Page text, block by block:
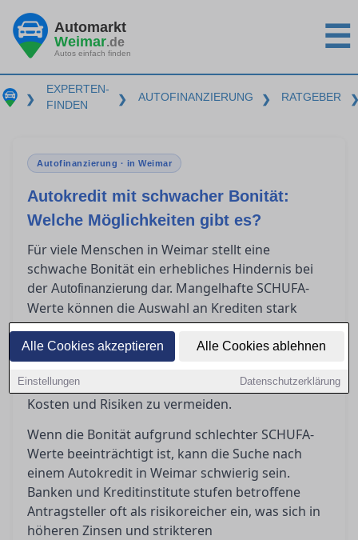
Alle Cookies akzeptieren Alle Cookies ablehnen
Einstellungen Datenschutzerklärung
Automarkt
Weimar.de
Autos einfach finden ☰
❯
EXPERTEN-
FINDEN
❯ AUTOFINANZIERUNG ❯ RATGEBER
Autofinanzierung · in Weimar
Autokredit mit schwacher Bonität:
Welche Möglichkeiten gibt es?
Für viele Menschen in Weimar stellt eine
schwache Bonität ein erhebliches Hindernis bei
der Autofinanzierung dar. Mangelhafte SCHUFA-
Werte können die Auswahl an Krediten stark
einschränken und zu höheren Zinsen führen. In
diesem Artikel zeigen wir Ihnen realistische
Alternativen auf und helfen Ihnen dabei, die
richtige Entscheidung zu treffen, um unnötige
Kosten und Risiken zu vermeiden.
Wenn die Bonität aufgrund schlechter SCHUFA-
Werte beeinträchtigt ist, kann die Suche nach
einem Autokredit in Weimar schwierig sein.
Banken und Kreditinstitute stufen betroffene
Antragsteller oft als risikoreicher ein, was sich in
höheren Zinsen und strikteren